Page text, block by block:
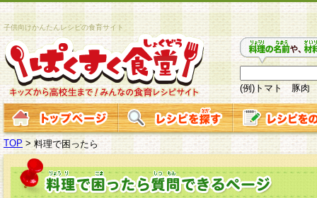
子供向けかんたんレシピの食育サイト
(例)トマト 豚肉
TOP >料理で困ったら